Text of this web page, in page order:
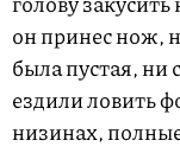
он принес нож,
была пустая, ни
ездили ловить
низинах,